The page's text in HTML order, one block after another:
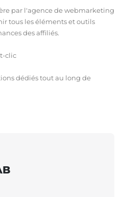
par l'agence de webmarketing
tous les éléments et outils
des affiliés.
clic
dédiés tout au long de